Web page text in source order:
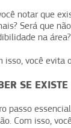
notar que
Será que
na área?
isso, você evita
SE
passo
Com isso,